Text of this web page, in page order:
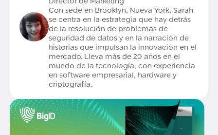
Con sede en Brooklyn, Nueva York, Sarah
se centra en la estrategia que hay detrás
de la resolución de problemas de
seguridad de datos y en la narración de
historias que impulsan la innovación en el
mercado. Lleva más de 20 años en el
mundo de la tecnología, con experiencia
en software empresarial, hardware y
criptografía.